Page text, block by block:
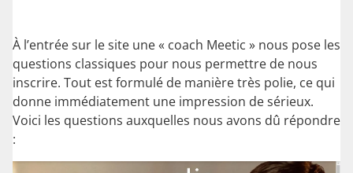
À l’entrée sur le site une « coach Meetic » nous pose les
questions classiques pour nous permettre de nous
inscrire. Tout est formulé de manière très polie, ce qui
donne immédiatement une impression de sérieux.
Voici les questions auxquelles nous avons dû répondre
: